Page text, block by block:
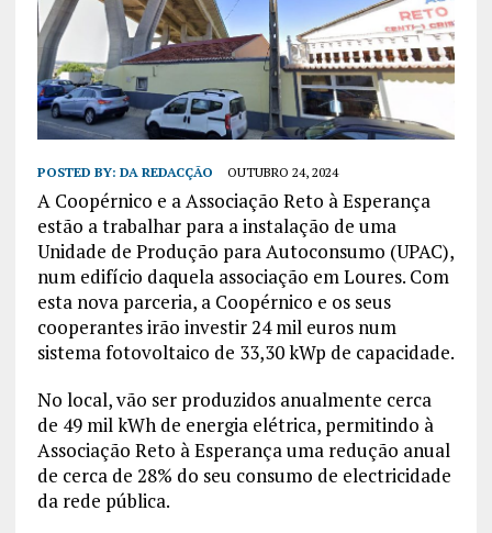
POSTED BY: DA REDACÇÃO OUTUBRO 24, 2024
A Coopérnico e a Associação Reto à Esperança
estão a trabalhar para a instalação de uma
Unidade de Produção para Autoconsumo (UPAC),
num edifício daquela associação em Loures. Com
esta nova parceria, a Coopérnico e os seus
cooperantes irão investir 24 mil euros num
sistema fotovoltaico de 33,30 kWp de capacidade.
No local, vão ser produzidos anualmente cerca
de 49 mil kWh de energia elétrica, permitindo à
Associação Reto à Esperança uma redução anual
de cerca de 28% do seu consumo de electricidade
da rede pública.